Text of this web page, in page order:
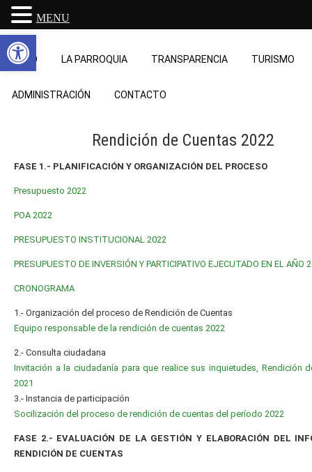
INICIO LA PARROQUIA TRANSPARENCIA TURISMO
ADMINISTRACIÓN CONTACTO
Rendición de Cuentas 2022
FASE 1.- PLANIFICACIÓN Y ORGANIZACIÓN DEL PROCESO
Presupuesto 2022
POA 2022
PRESUPUESTO INSTITUCIONAL 2022
PRESUPUESTO DE INVERSIÓN Y PARTICIPATIVO EJECUTADO EN EL AÑO
CRONOGRAMA
1.- Organización del proceso de Rendición de Cuentas
Equipo responsable de la rendición de cuentas 2022
2.- Consulta ciudadana
Invitación a la ciudadanía para que realice sus inquietudes, Rendición
2021
3.- Instancia de participación
Socilización del proceso de rendición de cuentas del período 2022
FASE 2.- EVALUACIÓN DE LA GESTIÓN Y ELABORACIÓN DEL
RENDICIÓN DE CUENTAS
MENU
Abrir barra de herramientas